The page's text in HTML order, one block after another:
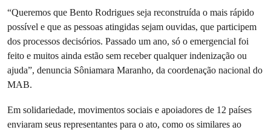
“Queremos que Bento Rodrigues seja reconstruída o mais rápido
possível e que as pessoas atingidas sejam ouvidas, que participem
dos processos decisórios. Passado um ano, só o emergencial foi
feito e muitos ainda estão sem receber qualquer indenização ou
ajuda”, denuncia Sôniamara Maranho, da coordenação nacional do
MAB.
Em solidariedade, movimentos sociais e apoiadores de 12 países
enviaram seus representantes para o ato, como os similares ao